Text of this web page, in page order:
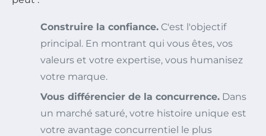
Construire la confiance. C'est l'objectif
principal. En montrant qui vous êtes, vos
valeurs et votre expertise, vous humanisez
votre marque.
Vous différencier de la concurrence. Dans
un marché saturé, votre histoire unique est
votre avantage concurrentiel le plus